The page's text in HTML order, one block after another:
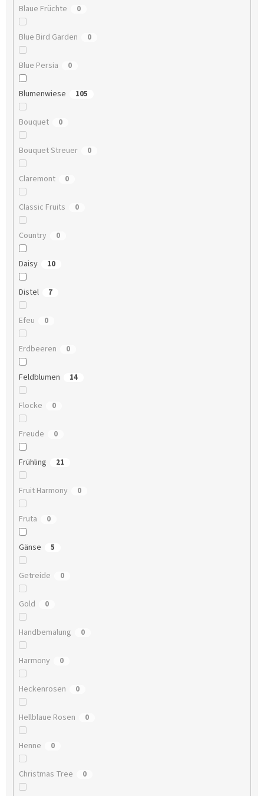
Blaue Früchte 0
Blue Bird Garden 0
Blue Persia 0
Blumenwiese 105
Bouquet 0
Bouquet Streuer 0
Claremont 0
Classic Fruits 0
Country 0
Daisy 10
Distel 7
Efeu 0
Erdbeeren 0
Feldblumen 14
Flocke 0
Freude 0
Frühling 21
Fruit Harmony 0
Fruta 0
Gänse 5
Getreide 0
Gold 0
Handbemalung 0
Harmony 0
Heckenrosen 0
Hellblaue Rosen 0
Henne 0
Christmas Tree 0